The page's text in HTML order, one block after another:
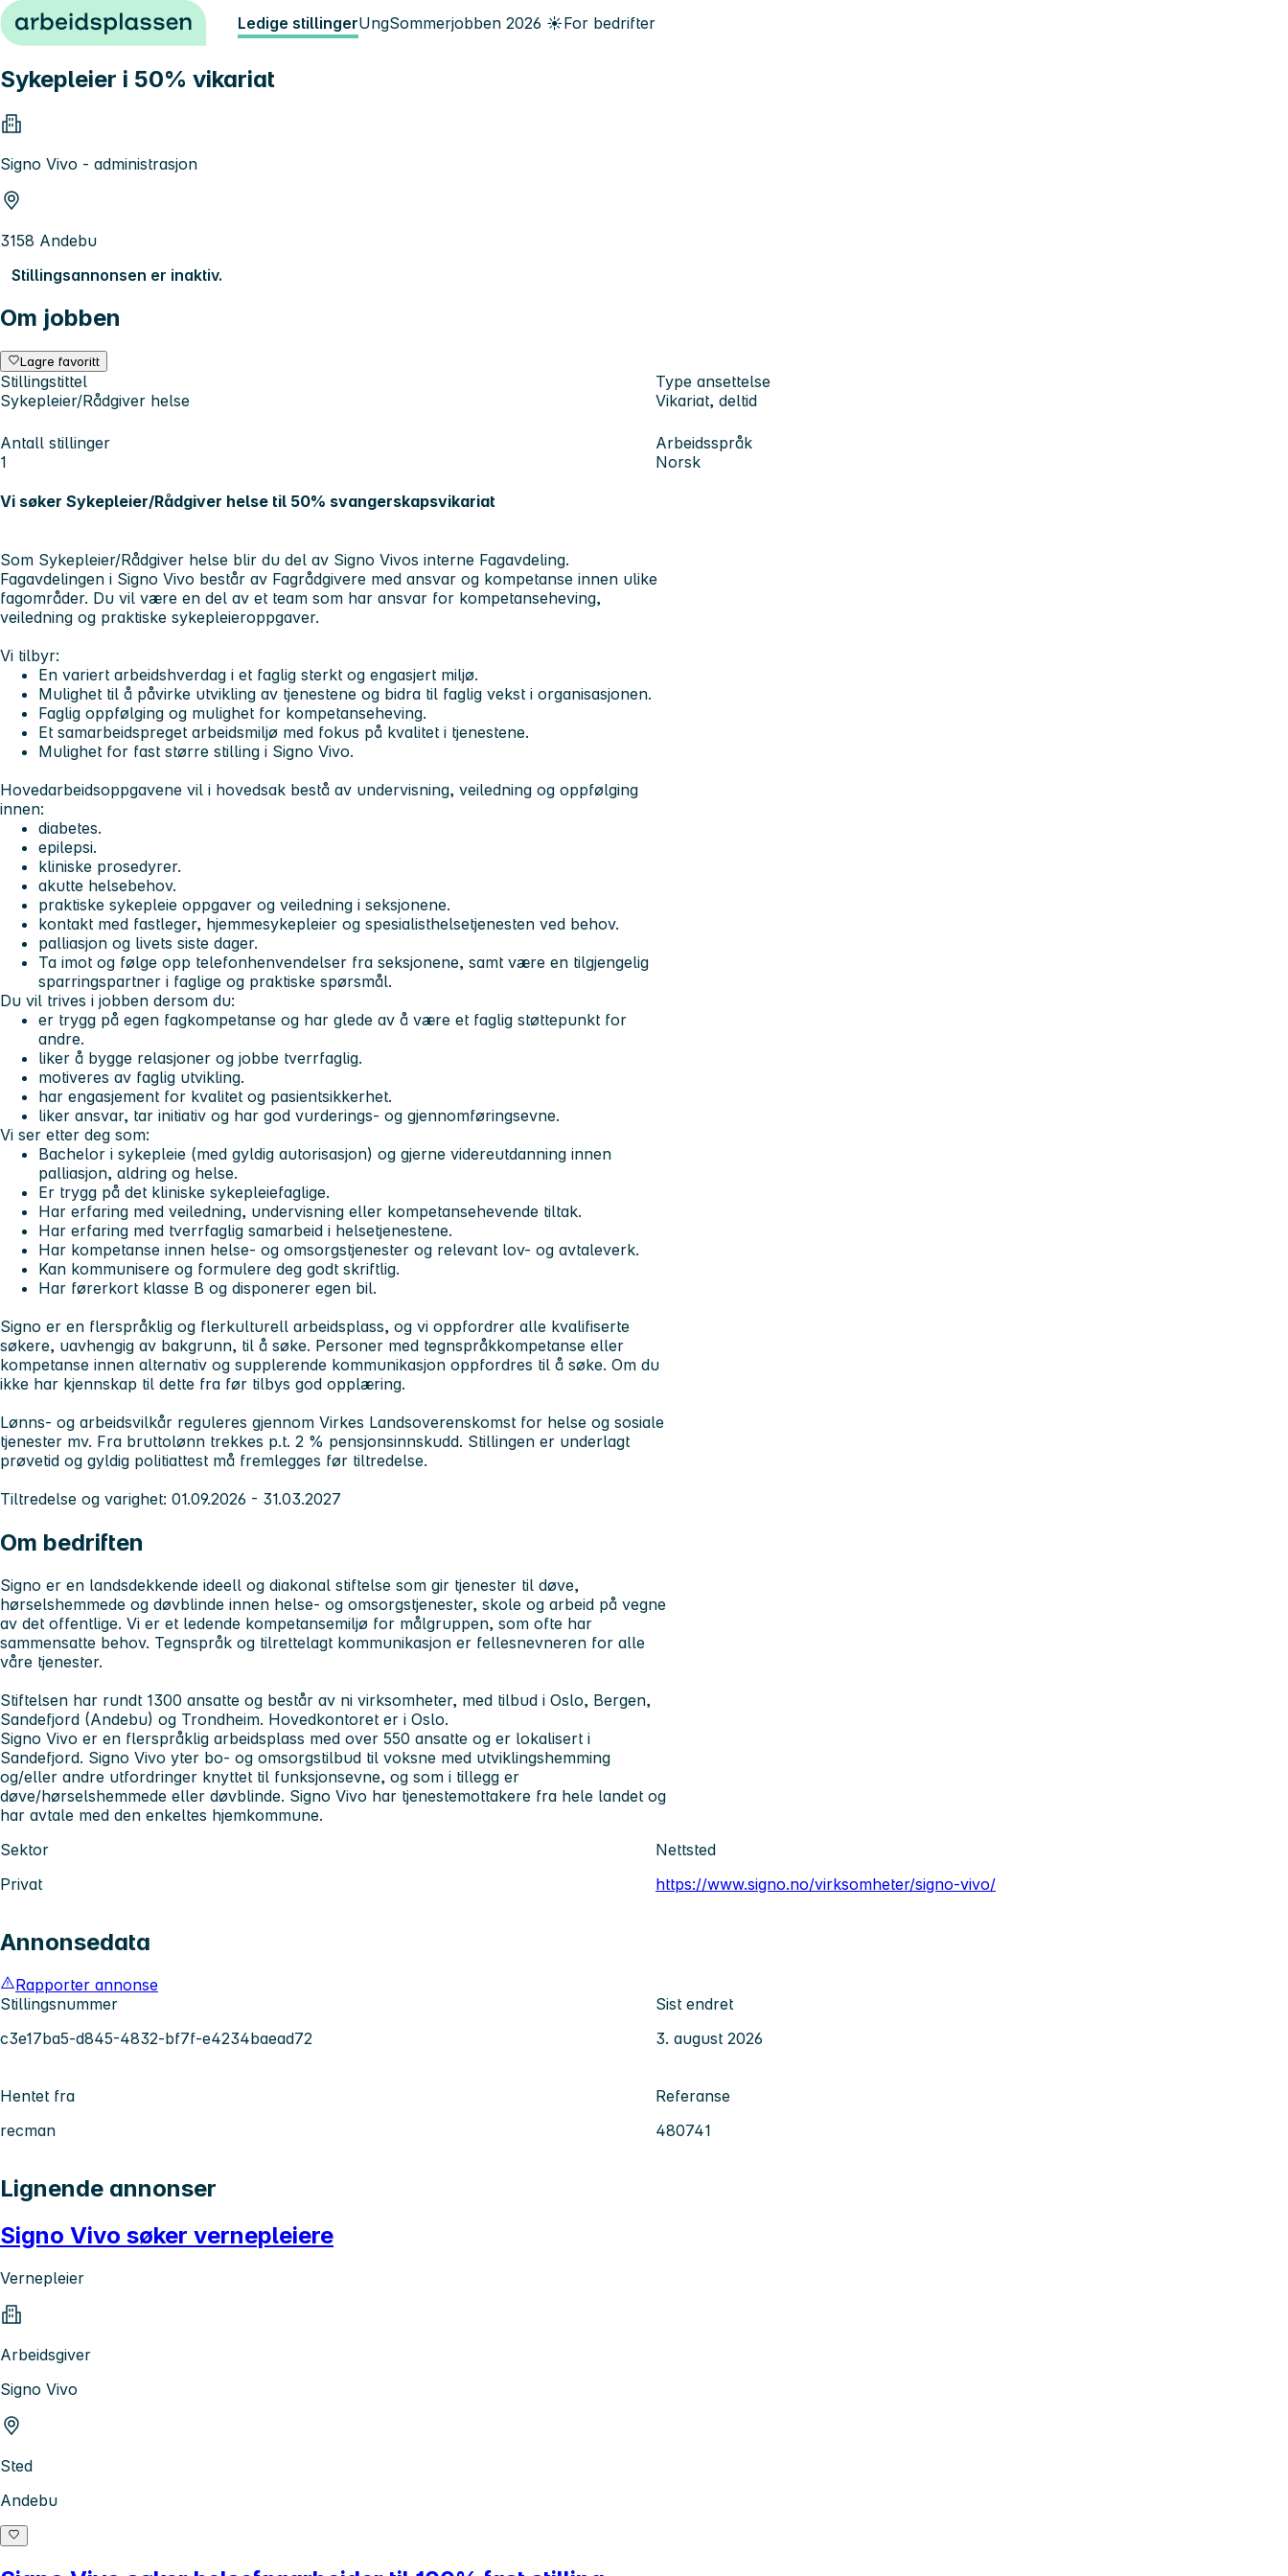
Hopp til innhold Ledige stillingerUngSommerjobben 2026 ☀️For bedrifter
Sykepleier i 50% vikariat
Signo Vivo - administrasjon
3158 Andebu
Stillingsannonsen er inaktiv.
Om jobben
Lagre favoritt
Stillingstittel
Sykepleier/Rådgiver helse
Type ansettelse
Vikariat, deltid
Antall stillinger
1
Arbeidsspråk
Norsk
Vi søker Sykepleier/Rådgiver helse til 50% svangerskapsvikariat
Som Sykepleier/Rådgiver helse blir du del av Signo Vivos interne Fagavdeling.
Fagavdelingen i Signo Vivo består av Fagrådgivere med ansvar og kompetanse innen ulike
fagområder. Du vil være en del av et team som har ansvar for kompetanseheving,
veiledning og praktiske sykepleieroppgaver.
Vi tilbyr:
En variert arbeidshverdag i et faglig sterkt og engasjert miljø.
Mulighet til å påvirke utvikling av tjenestene og bidra til faglig vekst i organisasjonen.
Faglig oppfølging og mulighet for kompetanseheving.
Et samarbeidspreget arbeidsmiljø med fokus på kvalitet i tjenestene.
Mulighet for fast større stilling i Signo Vivo.
Hovedarbeidsoppgavene vil i hovedsak bestå av undervisning, veiledning og oppfølging
innen:
diabetes.
epilepsi.
kliniske prosedyrer.
akutte helsebehov.
praktiske sykepleie oppgaver og veiledning i seksjonene.
kontakt med fastleger, hjemmesykepleier og spesialisthelsetjenesten ved behov.
palliasjon og livets siste dager.
Ta imot og følge opp telefonhenvendelser fra seksjonene, samt være en tilgjengelig
sparringspartner i faglige og praktiske spørsmål.
Du vil trives i jobben dersom du:
er trygg på egen fagkompetanse og har glede av å være et faglig støttepunkt for
andre.
liker å bygge relasjoner og jobbe tverrfaglig.
motiveres av faglig utvikling.
har engasjement for kvalitet og pasientsikkerhet.
liker ansvar, tar initiativ og har god vurderings- og gjennomføringsevne.
Vi ser etter deg som:
Bachelor i sykepleie (med gyldig autorisasjon) og gjerne videreutdanning innen
palliasjon, aldring og helse.
Er trygg på det kliniske sykepleiefaglige.
Har erfaring med veiledning, undervisning eller kompetansehevende tiltak.
Har erfaring med tverrfaglig samarbeid i helsetjenestene.
Har kompetanse innen helse- og omsorgstjenester og relevant lov- og avtaleverk.
Kan kommunisere og formulere deg godt skriftlig.
Har førerkort klasse B og disponerer egen bil.
Signo er en flerspråklig og flerkulturell arbeidsplass, og vi oppfordrer alle kvalifiserte
søkere, uavhengig av bakgrunn, til å søke. Personer med tegnspråkkompetanse eller
kompetanse innen alternativ og supplerende kommunikasjon oppfordres til å søke. Om du
ikke har kjennskap til dette fra før tilbys god opplæring.
Lønns- og arbeidsvilkår reguleres gjennom Virkes Landsoverenskomst for helse og sosiale
tjenester mv. Fra brutto­lønn trekkes p.t. 2 % pensjonsinnskudd. Stillingen er underlagt
prøvetid og gyldig politiattest må fremlegges før tiltredelse.
Tiltredelse og varighet: 01.09.2026 - 31.03.2027
Om bedriften
Signo er en landsdekkende ideell og diakonal stiftelse som gir tjenester til døve,
hørselshemmede og døvblinde innen helse‑ og omsorgstjenester, skole og arbeid på vegne
av det offentlige. Vi er et ledende kompetansemiljø for målgruppen, som ofte har
sammensatte behov. Tegnspråk og tilrettelagt kommunikasjon er fellesnevneren for alle
våre tjenester.
Stiftelsen har rundt 1300 ansatte og består av ni virksomheter, med tilbud i Oslo, Bergen,
Sandefjord (Andebu) og Trondheim. Hovedkontoret er i Oslo.
Signo Vivo er en flerspråklig arbeidsplass med over 550 ansatte og er lokalisert i
Sandefjord. Signo Vivo yter bo- og omsorgstilbud til voksne med utviklingshemming
og/eller andre utfordringer knyttet til funksjonsevne, og som i tillegg er
døve/hørselshemmede eller døvblinde. Signo Vivo har tjenestemottakere fra hele landet og
har avtale med den enkeltes hjemkommune.
Sektor
Privat
Nettsted
https://www.signo.no/virksomheter/signo-vivo/
Annonsedata
Rapporter annonse
Stillingsnummer
c3e17ba5-d845-4832-bf7f-e4234baead72
Sist endret
3. august 2026
Hentet fra
recman
Referanse
480741
Lignende annonser
Signo Vivo søker vernepleiere
Vernepleier
Arbeidsgiver
Signo Vivo
Sted
Andebu